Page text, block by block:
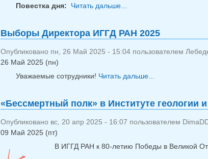
Повестка дня:
Читать дальше...
Выборы Директора ИГГД РАН 2025
Опубликовано пн, 26 Май 2025 - 15:04 пользователем
26 Май 2025 (пн)
Уважаемые сотрудники! Читать дальше...
«Бессмертный полк» в Институте геологии
Опубликовано вс, 20 апр 2025 - 16:07 пользователем
09 Май 2025 (пт)
В ИГГД РАН к 80-летию Победы в Великой